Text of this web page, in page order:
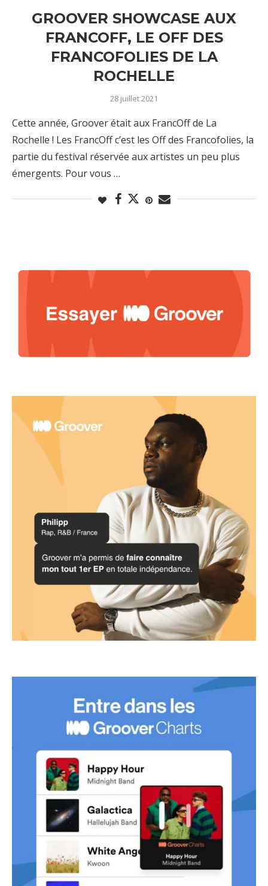
GROOVER SHOWCASE AUX
FRANCOFF, LE OFF DES
FRANCOFOLIES DE LA
ROCHELLE
28 juillet 2021
Cette année, Groover était aux FrancOff de La
Rochelle ! Les FrancOff c’est les Off des Francofolies, la
partie du festival réservée aux artistes un peu plus
émergents. Pour vous …